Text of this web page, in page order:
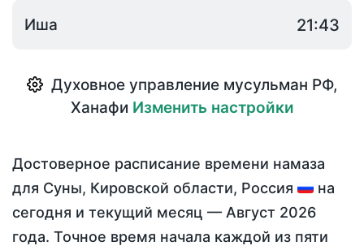
Иша 21:43
Духовное управление мусульман РФ,
Ханафи Изменить настройки
Достоверное расписание времени намаза
для Суны, Кировской области, Россия
на
сегодня и текущий месяц — Август 2026
года. Точное время начала каждой из пяти